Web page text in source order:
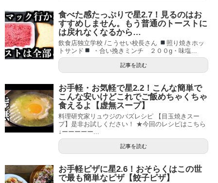
食べた感たっぷりで星2.7！見るのはお
すすめしません。もう普通のトーストに
は戻れなくなるから…
飲食店独立学校 /こうせい校長さん
照り焼きホッ
トサンド
・合い挽きミンチ ２００g・味塩...
記事を読む
お手軽・お気軽で星2.2！こんな簡単で
こんな安いけどこれでご飯めちゃくちゃ
食えるよ【虚無スープ】
料理研究家リュウジのバズレシピ 【目玉焼きスー
プ】是非お試しください！ ★今回のレシピはこちら
↓ーーーーー...
記事を読む
お手軽ピザに星2.6！おそらくはこの世
で最も簡単なピザ【餃子ピザ】